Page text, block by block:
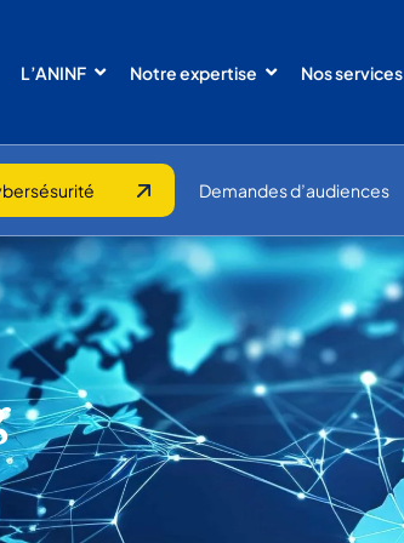
L’ANINF Notre expertise Nos services
Demandes d’audiences